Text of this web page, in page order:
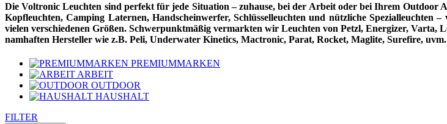
Die Voltronic Leuchten sind perfekt für jede Situation – zuhause, bei der Arbeit oder bei Ihrem Outdoor
Kopfleuchten, Camping Laternen, Handscheinwerfer, Schlüsselleuchten und nützliche
vielen verschiedenen Größen. Schwerpunktmäßig vermarkten wir Leuchten von Petzl, Energizer,
namhaften Hersteller wie z.B. Peli, Underwater Kinetics, Mactronic, Parat, Rocket, Maglite, Surefire, uvm.
PREMIUMMARKEN
ARBEIT
OUTDOOR
HAUSHALT
FILTER